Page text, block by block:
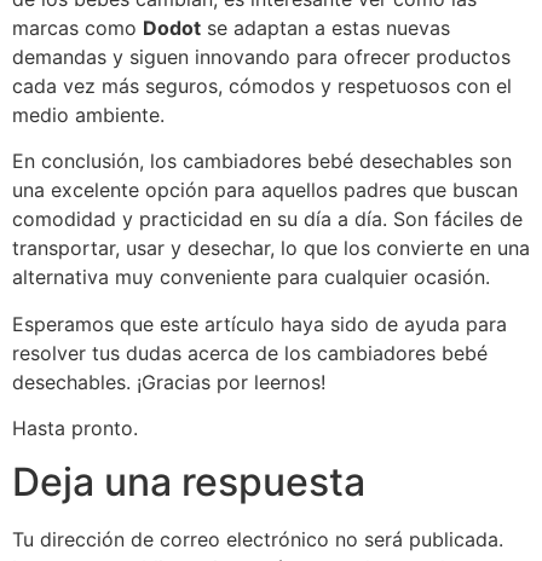
marcas como Dodot se adaptan a estas nuevas
demandas y siguen innovando para ofrecer productos
cada vez más seguros, cómodos y respetuosos con el
medio ambiente.
En conclusión, los cambiadores bebé desechables son
una excelente opción para aquellos padres que buscan
comodidad y practicidad en su día a día. Son fáciles de
transportar, usar y desechar, lo que los convierte en una
alternativa muy conveniente para cualquier ocasión.
Esperamos que este artículo haya sido de ayuda para
resolver tus dudas acerca de los cambiadores bebé
desechables. ¡Gracias por leernos!
Hasta pronto.
Deja una respuesta
Tu dirección de correo electrónico no será publicada.